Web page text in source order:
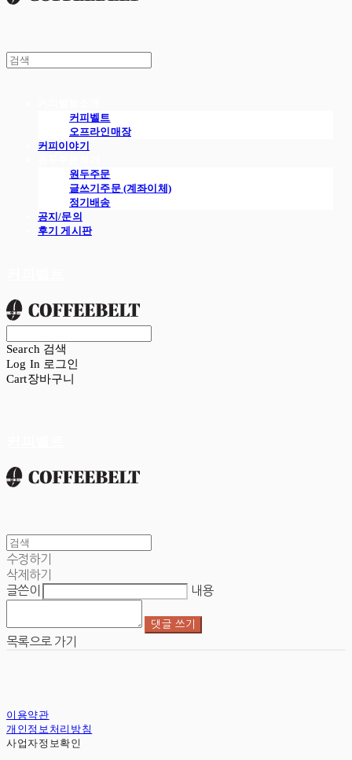
커피벨트
오프라인매장
커피이야기
원두주문
글쓰기주문 (계좌이체)
정기배송
공지/문의
후기 게시판
Search 검색
Log In 로그인
Cart장바구니
수정하기
삭제하기
글쓴이
내용
댓글 쓰기
목록으로 가기
이용약관
개인정보처리방침
사업자정보확인